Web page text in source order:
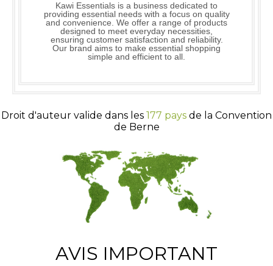
Kawi Essentials is a business dedicated to
providing essential needs with a focus on quality
and convenience. We offer a range of products
designed to meet everyday necessities,
ensuring customer satisfaction and reliability.
Our brand aims to make essential shopping
simple and efficient to all.
Droit d'auteur valide dans les 177 pays de la Convention
de Berne
AVIS IMPORTANT